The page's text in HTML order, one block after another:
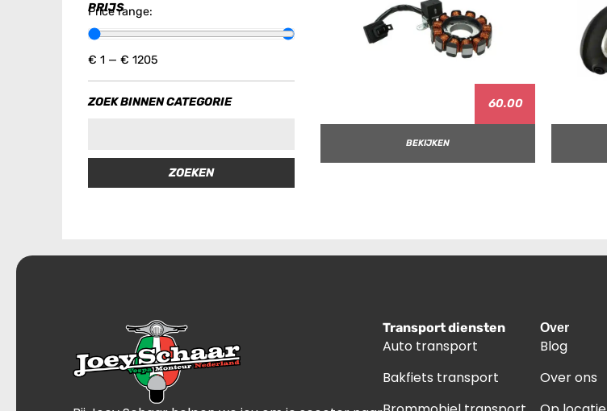
PRIJS
Price range:
€ 1 — € 1205
ZOEK BINNEN CATEGORIE
ZOEKEN
60.00
BEKIJKEN
Transport diensten
Auto transport
Bakfiets transport
Over
Blog
Over ons